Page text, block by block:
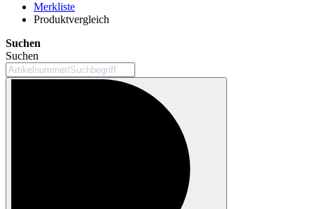
Merkliste
Produktvergleich
Suchen
Suchen